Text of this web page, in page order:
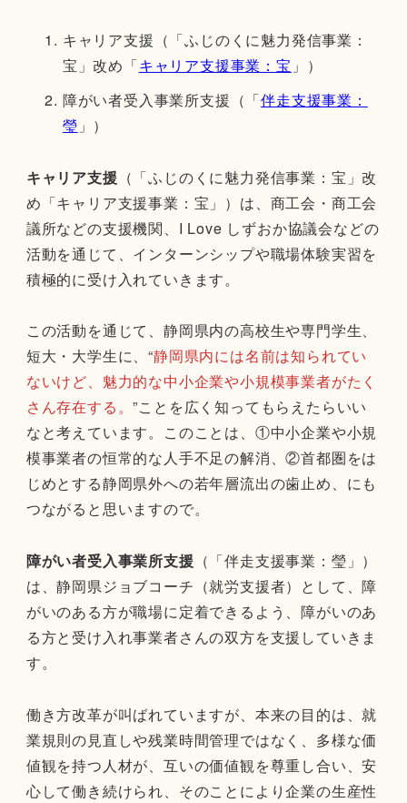
キャリア支援（「ふじのくに魅力発信事業：
宝」改め「キャリア支援事業：宝 」）
障がい者受入事業所支援（「伴走支援事業：
瑩 」）
キャリア支援 （「ふじのくに魅力発信事業：宝」改
め「キャリア支援事業：宝」）は、商工会・商工会
議所などの支援機関、I Love しずおか協議会などの
活動を通じて、インターンシップや職場体験実習を
積極的に受け入れていきます。
この活動を通じて、静岡県内の高校生や専門学生、
短大・大学生に、“静岡県内には名前は知られてい
ないけど、魅力的な中小企業や小規模事業者がたく
さん存在する。”ことを広く知ってもらえたらいい
なと考えています。このことは、①中小企業や小規
模事業者の恒常的な人手不足の解消、②首都圏をは
じめとする静岡県外への若年層流出の歯止め、にも
つながると思いますので。
障がい者受入事業所支援 （「伴走支援事業：瑩」）
は、静岡県ジョブコーチ（就労支援者）として、障
がいのある方が職場に定着できるよう、障がいのあ
る方と受け入れ事業者さんの双方を支援していきま
す。
働き方改革が叫ばれていますが、本来の目的は、就
業規則の見直しや残業時間管理ではなく、多様な価
値観を持つ人材が、互いの価値観を尊重し合い、安
心して働き続けられ、そのことにより企業の生産性